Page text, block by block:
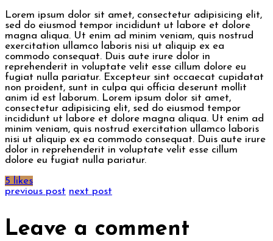
Lorem ipsum dolor sit amet, consectetur adipisicing elit,
sed do eiusmod tempor incididunt ut labore et dolore
magna aliqua. Ut enim ad minim veniam, quis nostrud
exercitation ullamco laboris nisi ut aliquip ex ea
commodo consequat. Duis aute irure dolor in
reprehenderit in voluptate velit esse cillum dolore eu
fugiat nulla pariatur. Excepteur sint occaecat cupidatat
non proident, sunt in culpa qui officia deserunt mollit
anim id est laborum. Lorem ipsum dolor sit amet,
consectetur adipisicing elit, sed do eiusmod tempor
incididunt ut labore et dolore magna aliqua. Ut enim ad
minim veniam, quis nostrud exercitation ullamco laboris
nisi ut aliquip ex ea commodo consequat. Duis aute irure
dolor in reprehenderit in voluptate velit esse cillum
dolore eu fugiat nulla pariatur.
5 likes
previous post next post
Leave a comment